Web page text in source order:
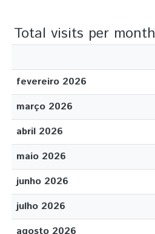
Total visits per month
fevereiro 2026
março 2026
abril 2026
maio 2026
junho 2026
julho 2026